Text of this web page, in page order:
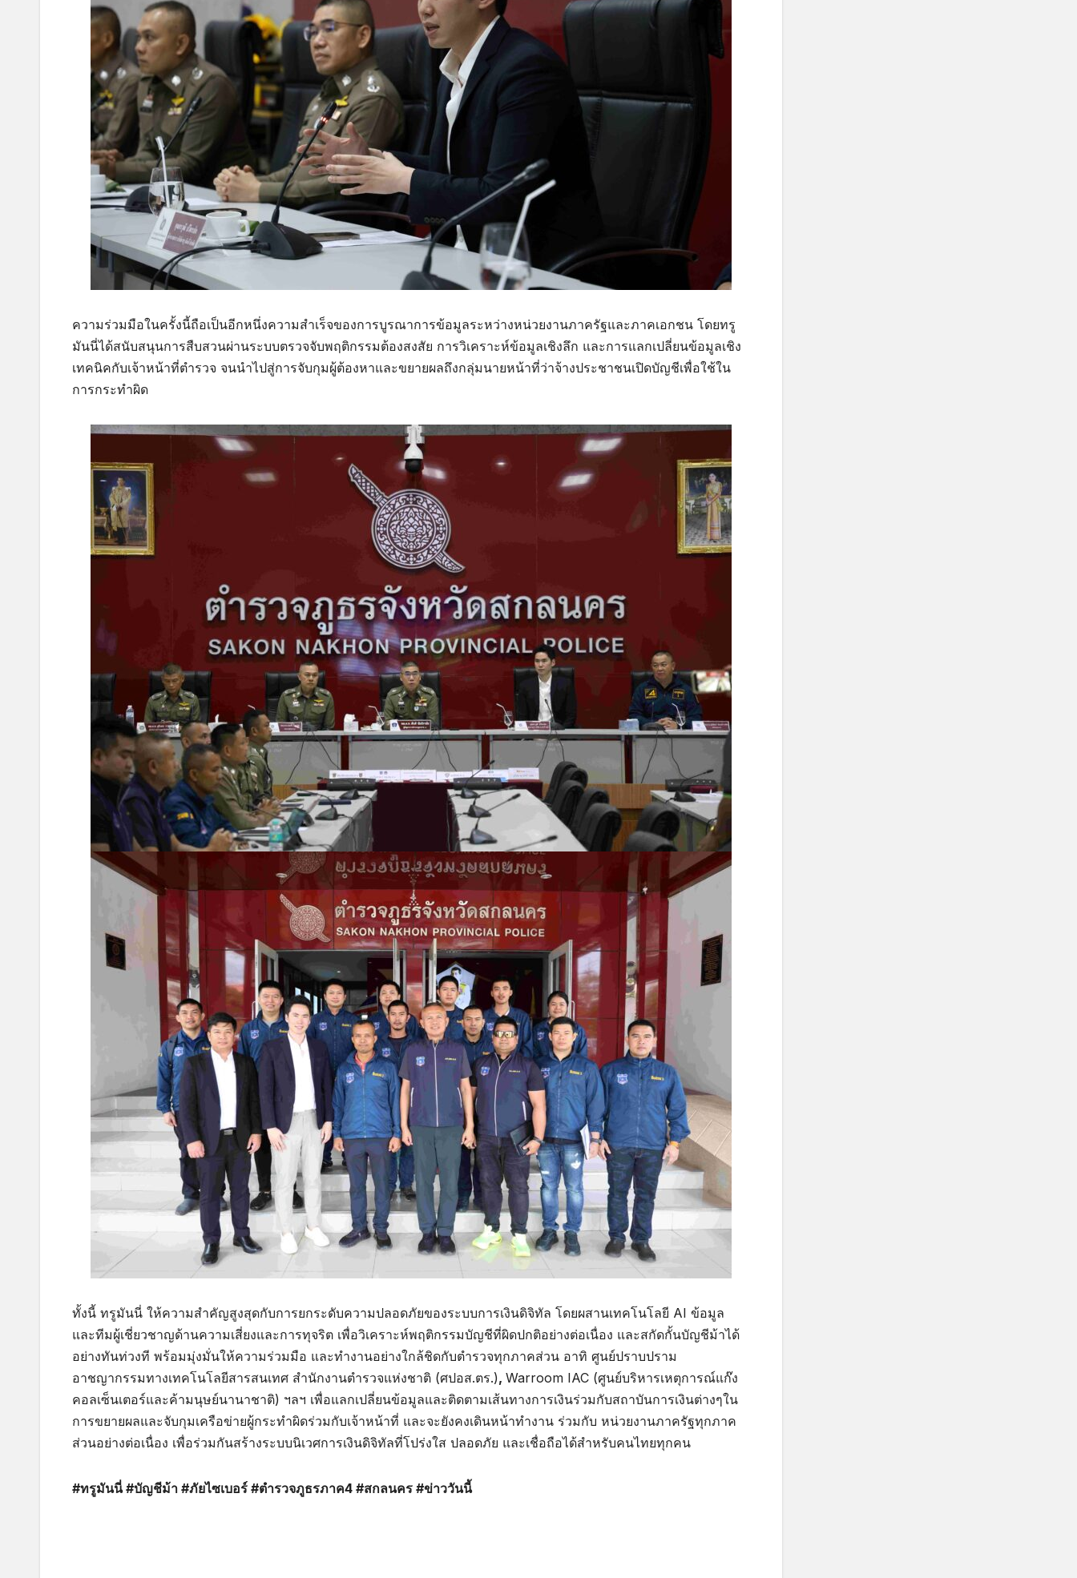
ความร่วมมือในครั้งนี้ถือเป็นอีกหนึ่งความสำเร็จของการบูรณาการข้อมูลระหว่างหน่วยงานภาครัฐและภาคเอกชน โดยทรู
มันนี่ได้สนับสนุนการสืบสวนผ่านระบบตรวจจับพฤติกรรมต้องสงสัย การวิเคราะห์ข้อมูลเชิงลึก และการแลกเปลี่ยนข้อมูลเชิง
เทคนิคกับเจ้าหน้าที่ตำรวจ จนนำไปสู่การจับกุมผู้ต้องหาและขยายผลถึงกลุ่มนายหน้าที่ว่าจ้างประชาชนเปิดบัญชีเพื่อใช้ใน
การกระทำผิด
ทั้งนี้ ทรูมันนี่ ให้ความสำคัญสูงสุดกับการยกระดับความปลอดภัยของระบบการเงินดิจิทัล โดยผสานเทคโนโลยี AI ข้อมูล
และทีมผู้เชี่ยวชาญด้านความเสี่ยงและการทุจริต เพื่อวิเคราะห์พฤติกรรมบัญชีที่ผิดปกติอย่างต่อเนื่อง และสกัดกั้นบัญชีม้าได้
อย่างทันท่วงที พร้อมมุ่งมั่นให้ความร่วมมือ และทำงานอย่างใกล้ชิดกับตำรวจทุกภาคส่วน อาทิ ศูนย์ปราบปราม
อาชญากรรมทางเทคโนโลยีสารสนเทศ สำนักงานตำรวจแห่งชาติ (ศปอส.ตร.), Warroom IAC (ศูนย์บริหารเหตุการณ์แก๊ง
คอลเซ็นเตอร์และค้ามนุษย์นานาชาติ) ฯลฯ เพื่อแลกเปลี่ยนข้อมูลและติดตามเส้นทางการเงินร่วมกับสถาบันการเงินต่างๆใน
การขยายผลและจับกุมเครือข่ายผู้กระทำผิดร่วมกับเจ้าหน้าที่ และจะยังคงเดินหน้าทำงาน ร่วมกับ หน่วยงานภาครัฐทุกภาค
ส่วนอย่างต่อเนื่อง เพื่อร่วมกันสร้างระบบนิเวศการเงินดิจิทัลที่โปร่งใส ปลอดภัย และเชื่อถือได้สำหรับคนไทยทุกคน
#ทรูมันนี่ #บัญชีม้า #ภัยไซเบอร์ #ตำรวจภูธรภาค4 #สกลนคร #ข่าววันนี้